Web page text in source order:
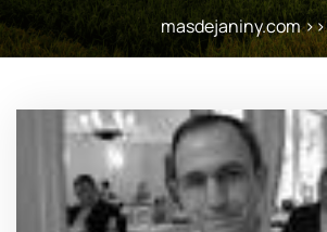
masdejaniny.com>>